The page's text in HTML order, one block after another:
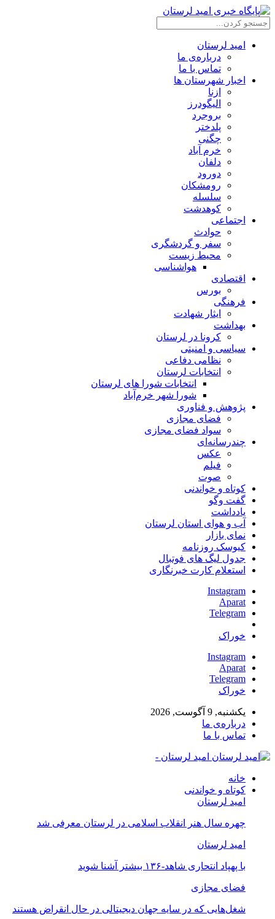
امید لرستان
درباره‌ی ما
تماس با ما
اخبار شهرستان ها
ازنا
الیگودرز
بروجرد
پلدختر
چگنی
خرم آباد
دلفان
دورود
رومشکان
سلسله
کوهدشت
اجتماعی
حوادث
سفر و گردشگری
محیط زیست
هواشناسی
اقتصادی
بورس
فرهنگی
ایثار شهادت
بهداشت
کرونا در لرستان
سیاسی و امنیتی
نظامی دفاعی
انتخابات لرستان
انتخابات شورا های لرستان
شورا شهر خرم‌آباد
پژوهش و فناوری
فضای مجازی
سواد فضای مجازی
چندرسانه‌ای
عكس
فیلم
صوت
کوتاه و خواندنی
گفت وگو
یادداشت
آب و هوای استان لرستان
نمای بازار
کیوسک روزنامه
جدول لیگ های فوتبال
استعلام کارت خبرنگاری
Instagram
Aparat
Telegram
خوراک
Instagram
Aparat
Telegram
خوراک
یکشنبه, 9 آگوست, 2026
درباره‌ی ما
تماس با ما
امید لرستان -
خانه
کوتاه و خواندنی
امید لرستان
چهره سال هنر انقلاب اسلامی در لرستان معرفی شد
امید لرستان
با پهپاد انتحاری شاهد-۱۳۶ بیشتر آشنا شوید
فضای مجازی
شغل‌‌هایی که در سایه جهان دیجیتالی در حال انقراض هستند